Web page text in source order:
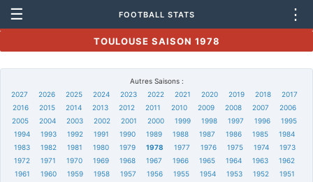
☰ FOOTBALL STATS ⋮
TOULOUSE SAISON 1978
Autres Saisons :
2027
2026 2025 2024 2023 2022 2021 2020 2019 2018
2017
2016
2015 2014 2013 2012 2011 2010 2009 2008 2007
2006
2005
2004 2003 2002 2001 2000 1999 1998 1997 1996
1995
1994
1993 1992 1991 1990 1989 1988 1987 1986 1985
1984
1983
1982 1981 1980 1979 1978 1977 1976 1975 1974
1973
1972
1971 1970 1969 1968 1967 1966 1965 1964 1963
1962
1961
1960 1959 1958 1957 1956 1955 1954 1953 1952
1951